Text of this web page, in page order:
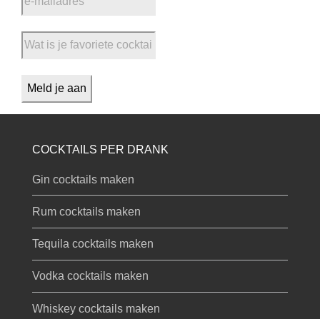
COCKTAILS PER DRANK
Gin cocktails maken
Rum cocktails maken
Tequila cocktails maken
Vodka cocktails maken
Whiskey cocktails maken